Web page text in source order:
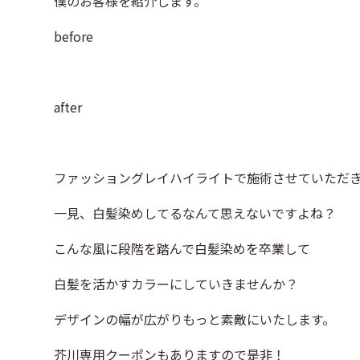
before
after
ファッショングレイハイライトで施術させていただ
一見、白髪染めしてるなんて思えないですよね？
こんな風に段階を踏んで白髪染めを卒業して
白髪を活かすカラーにしていきませんか？
デザインの幅が広がりもっと素敵にいたします。
芥川専用クーポンもありますので是非！